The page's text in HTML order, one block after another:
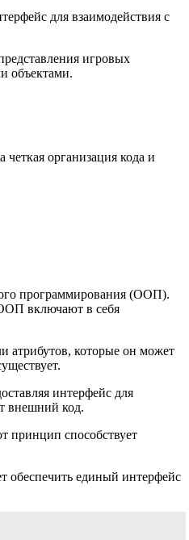
для взаимодействия с
игровых
объектами.
организация кода и
программирования (ООП).
включают в себя
атрибутов, которые он может
интерфейс для
внешний код.
принцип способствует
обеспечить единый интерфейс